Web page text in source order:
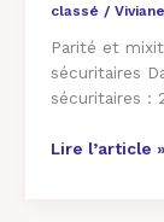
classé /
Parité et
sécuritaires
sécuritaires :
Lire l’article »